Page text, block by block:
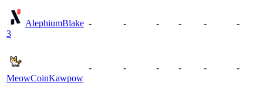
AlephiumBlake
3
- - - - - -
MeowCoinKawpow
- - - - - -